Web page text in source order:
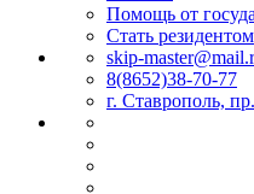
Помощь от
Стать резидентом
skip-
8(8652)38-70-77
г. Ставрополь,